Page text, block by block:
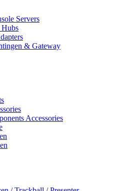
Servers
& Gateway
Accessories